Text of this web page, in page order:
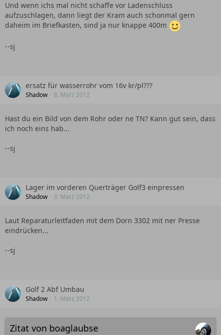
Und wenn ichs mal nicht schaffe vor Ladenschluss
aufzuschlagen, dann liegt der Kram auch schonmal gern
daheim im Briefkasten, sind ja nur knappe 400m
--sj
ersatz für wasserrohr vom 16v kr/pl???
Shadow 8. März 2012
Hast du ein Bild von dem Rohr oder ne TN? Kann gut sein, dass
ich noch eins hab...
--sj
Lager im vorderen Querträger Golf3 einpressen
Shadow 3. März 2012
Laut Reparaturleitfaden mit dem Dorn 3302 mit ner Presse
eindrücken...
--sj
Golf 2 Abf Umbau
Shadow 1. März 2012
Zitat von boaglaubse